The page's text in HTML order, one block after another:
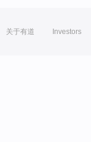
关于有道 Investors